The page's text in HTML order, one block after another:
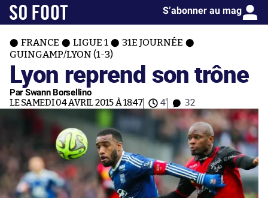
S’abonner au mag
FRANCE LIGUE 1
31E JOURNÉE
GUINGAMP/LYON (1-3)
Lyon reprend son trône
Par Swann Borsellino
LE SAMEDI 04 AVRIL 2015 À 18:47 4' 32